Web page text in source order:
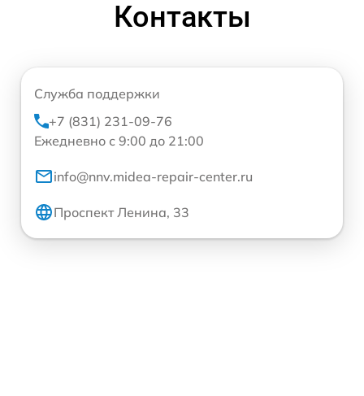
Контакты
Служба поддержки
+7 (831) 231-09-76
Ежедневно с 9:00 до 21:00
info@nnv.midea-repair-center.ru
Проспект Ленина, 33